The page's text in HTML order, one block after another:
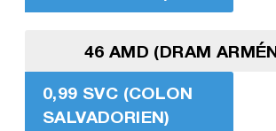
46 AMD (DRAM
0,99 SVC (COLON
SALVADORIEN)